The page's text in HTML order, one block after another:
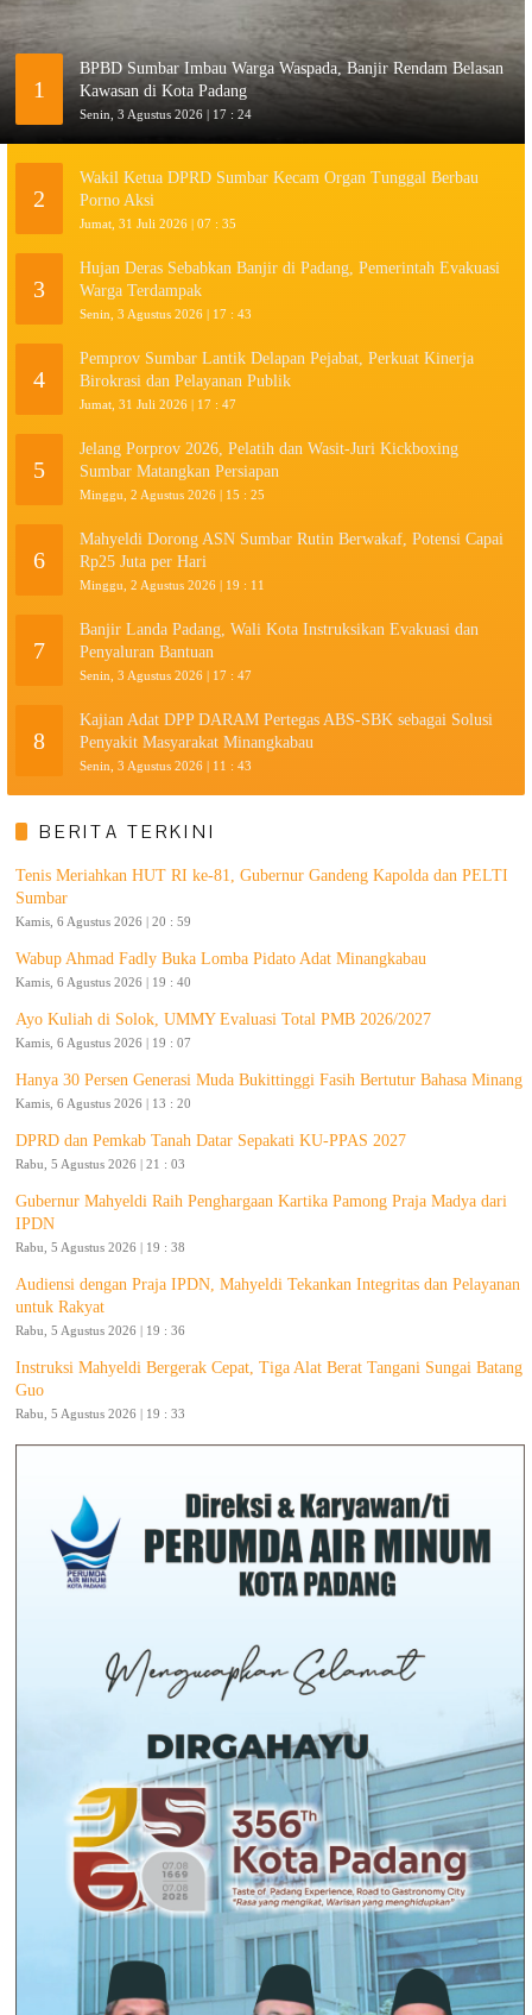
1
BPBD Sumbar Imbau Warga Waspada, Banjir Rendam Belasan
Kawasan di Kota Padang
Senin, 3 Agustus 2026 | 17 : 24
2
Wakil Ketua DPRD Sumbar Kecam Organ Tunggal Berbau
Porno Aksi
Jumat, 31 Juli 2026 | 07 : 35
3
Hujan Deras Sebabkan Banjir di Padang, Pemerintah Evakuasi
Warga Terdampak
Senin, 3 Agustus 2026 | 17 : 43
4
Pemprov Sumbar Lantik Delapan Pejabat, Perkuat Kinerja
Birokrasi dan Pelayanan Publik
Jumat, 31 Juli 2026 | 17 : 47
5
Jelang Porprov 2026, Pelatih dan Wasit-Juri Kickboxing
Sumbar Matangkan Persiapan
Minggu, 2 Agustus 2026 | 15 : 25
6
Mahyeldi Dorong ASN Sumbar Rutin Berwakaf, Potensi Capai
Rp25 Juta per Hari
Minggu, 2 Agustus 2026 | 19 : 11
7
Banjir Landa Padang, Wali Kota Instruksikan Evakuasi dan
Penyaluran Bantuan
Senin, 3 Agustus 2026 | 17 : 47
8
Kajian Adat DPP DARAM Pertegas ABS-SBK sebagai Solusi
Penyakit Masyarakat Minangkabau
Senin, 3 Agustus 2026 | 11 : 43
BERITA TERKINI
Tenis Meriahkan HUT RI ke-81, Gubernur Gandeng Kapolda dan PELTI
Sumbar
Kamis, 6 Agustus 2026 | 20 : 59
Wabup Ahmad Fadly Buka Lomba Pidato Adat Minangkabau
Kamis, 6 Agustus 2026 | 19 : 40
Ayo Kuliah di Solok, UMMY Evaluasi Total PMB 2026/2027
Kamis, 6 Agustus 2026 | 19 : 07
Hanya 30 Persen Generasi Muda Bukittinggi Fasih Bertutur Bahasa Minang
Kamis, 6 Agustus 2026 | 13 : 20
DPRD dan Pemkab Tanah Datar Sepakati KU-PPAS 2027
Rabu, 5 Agustus 2026 | 21 : 03
Gubernur Mahyeldi Raih Penghargaan Kartika Pamong Praja Madya dari
IPDN
Rabu, 5 Agustus 2026 | 19 : 38
Audiensi dengan Praja IPDN, Mahyeldi Tekankan Integritas dan Pelayanan
untuk Rakyat
Rabu, 5 Agustus 2026 | 19 : 36
Instruksi Mahyeldi Bergerak Cepat, Tiga Alat Berat Tangani Sungai Batang
Guo
Rabu, 5 Agustus 2026 | 19 : 33